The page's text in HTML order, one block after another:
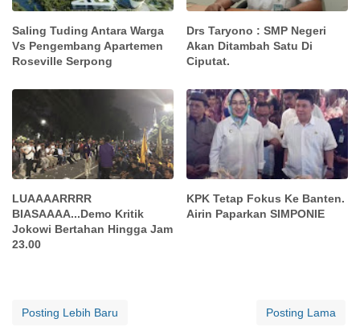
Saling Tuding Antara Warga
Vs Pengembang Apartemen
Roseville Serpong
Drs Taryono : SMP Negeri
Akan Ditambah Satu Di
Ciputat.
LUAAAARRRR
BIASAAAA...Demo Kritik
Jokowi Bertahan Hingga Jam
23.00
KPK Tetap Fokus Ke Banten.
Airin Paparkan SIMPONIE
Posting Lebih Baru Posting Lama